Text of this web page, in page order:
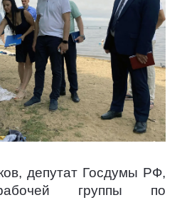
депутат Госдумы РФ,
группы по